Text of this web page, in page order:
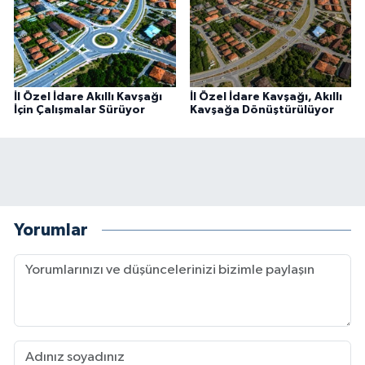
İl Özel İdare Akıllı Kavşağı
İçin Çalışmalar Sürüyor
İl Özel İdare Kavşağı, Akıllı
Kavşağa Dönüştürülüyor
Yorumlar